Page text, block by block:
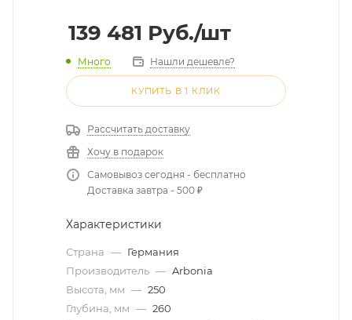
139 481 Руб./шт
Много Нашли дешевле?
КУПИТЬ В 1 КЛИК
Рассчитать доставку
Хочу в подарок
Самовывоз сегодня - бесплатно
Доставка завтра - 500 ₽
Характеристики
Страна — Германия
Производитель — Arbonia
Высота, мм — 250
Глубина, мм — 260